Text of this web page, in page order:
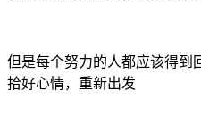
但是每个努力的人都应该得到
拾好心情，重新出发